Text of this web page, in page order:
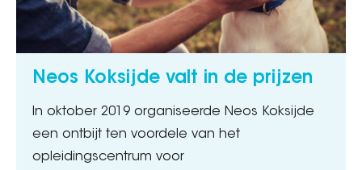
Neos Koksijde valt in de prijzen
In oktober 2019 organiseerde Neos Koksijde
een ontbijt ten voordele van het
opleidingscentrum voor